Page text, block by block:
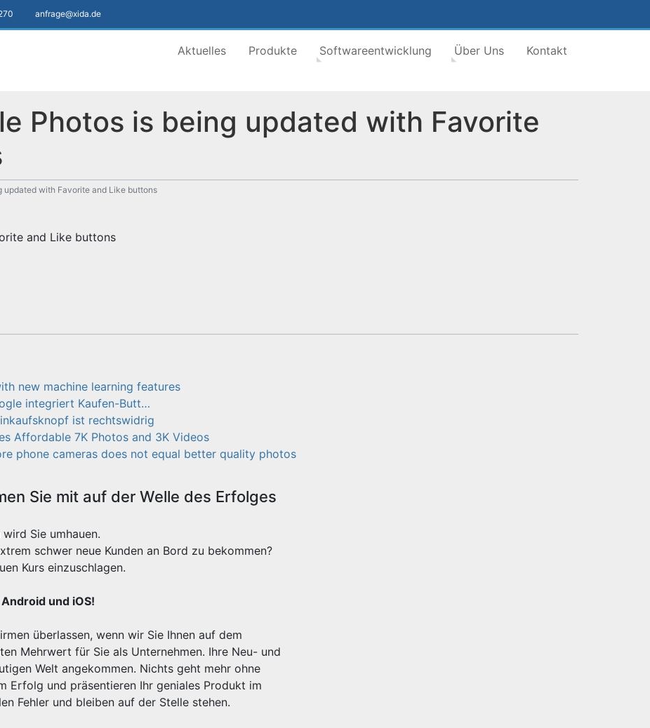
anfrage@xida.de
Aktuelles Produkte Softwareentwicklung Über Uns Kontakt
Photos is being updated with Favorite
updated with Favorite and Like buttons
and Like buttons
new machine learning features
integriert Kaufen-Butt…
ist rechtswidrig
Affordable 7K Photos and 3K Videos
phone cameras does not equal better quality photos
Sie mit auf der Welle des Erfolges
Sie umhauen.
schwer neue Kunden an Bord zu bekommen?
Kurs einzuschlagen.
und iOS!
überlassen, wenn wir Sie Ihnen auf dem
Mehrwert für Sie als Unternehmen. Ihre Neu- und
Welt angekommen. Nichts geht mehr ohne
Erfolg und präsentieren Ihr geniales Produkt im
Fehler und bleiben auf der Stelle stehen.